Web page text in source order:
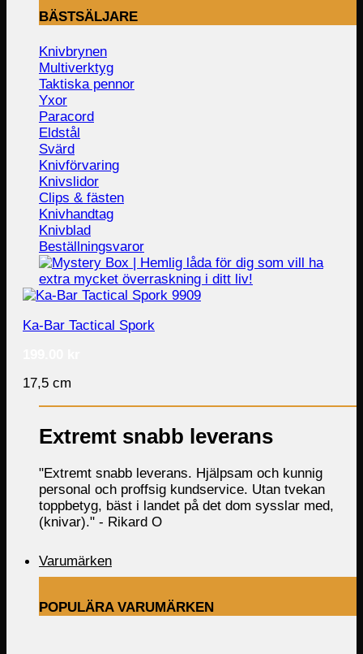
BÄSTSÄLJARE
Knivbrynen
Multiverktyg
Taktiska pennor
Yxor
Paracord
Eldstål
Svärd
Knivförvaring
Knivslidor
Clips & fästen
Knivhandtag
Knivblad
Beställningsvaror
Ka-Bar Tactical Spork
17,5 cm
Extremt snabb leverans
"Extremt snabb leverans. Hjälpsam och kunnig
personal och proffsig kundservice. Utan tvekan
toppbetyg, bäst i landet på det dom sysslar med,
(knivar)." - Rikard O
Varumärken
POPULÄRA VARUMÄRKEN